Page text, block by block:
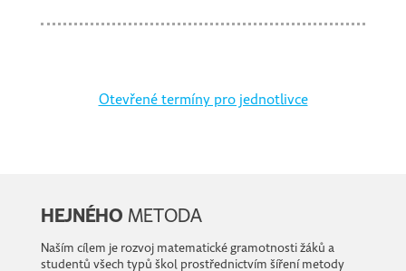
Otevřené termíny pro jednotlivce
HEJNÉHO METODA
Naším cílem je rozvoj matematické gramotnosti žáků a
studentů všech typů škol prostřednictvím šíření metody